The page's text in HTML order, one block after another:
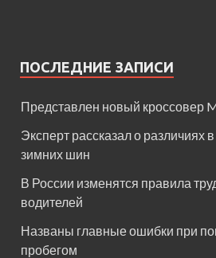
ПОСЛЕДНИЕ ЗАПИСИ
Представлен новый кроссовер
Эксперт рассказал о различиях
зимних шин
В России изменятся правила
водителей
Названы главные ошибки при
пробегом